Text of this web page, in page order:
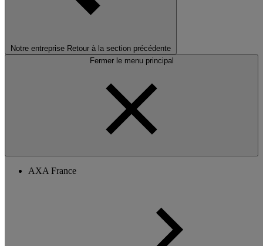
Notre entreprise Retour à la section précédente
Fermer le menu principal
AXA France